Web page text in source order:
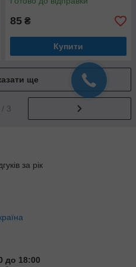
85 ₴
Купити
ще
/ 3
за рік
до 18:00